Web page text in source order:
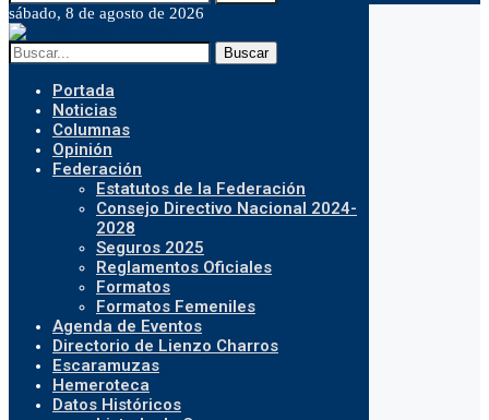
sábado, 8 de agosto de 2026
Buscar
Portada
Noticias
Columnas
Opinión
Federación
Estatutos de la Federación
Consejo Directivo Nacional 2024-
2028
Seguros 2025
Reglamentos Oficiales
Formatos
Formatos Femeniles
Agenda de Eventos
Directorio de Lienzo Charros
Escaramuzas
Hemeroteca
Datos Históricos